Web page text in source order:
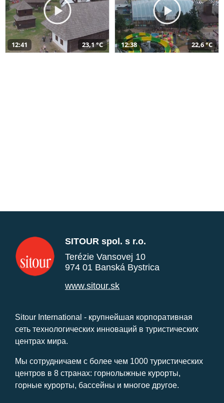
12:41 23,1 °C 12:38 22,6 °C
SITOUR spol. s r.o.
Terézie Vansovej 10
974 01 Banská Bystrica
www.sitour.sk
Sitour International - крупнейшая корпоративная
сеть технологических инноваций в туристических
центрах мира.
Мы сотрудничаем с более чем 1000 туристических
центров в 8 странах: горнолыжные курорты,
горные курорты, бассейны и многое другое.